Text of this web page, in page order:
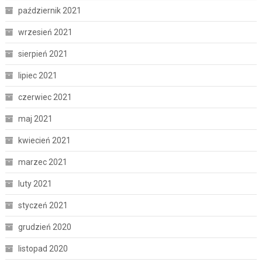
październik 2021
wrzesień 2021
sierpień 2021
lipiec 2021
czerwiec 2021
maj 2021
kwiecień 2021
marzec 2021
luty 2021
styczeń 2021
grudzień 2020
listopad 2020